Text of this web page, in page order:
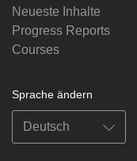
Neueste Inhalte
Progress Reports
Courses
Sprache ändern